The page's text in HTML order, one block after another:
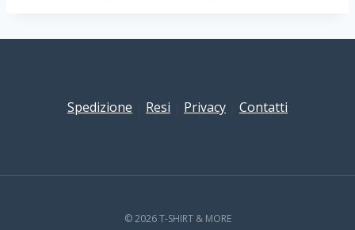
Spedizione Resi Privacy Contatti
© 2026 T-SHIRT & MORE